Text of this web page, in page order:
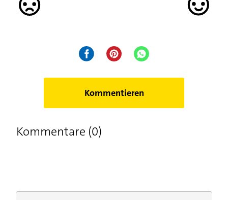
Kommentieren
Kommentare (0)